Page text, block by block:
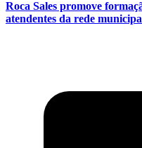
Roca Sales promove
atendentes da rede